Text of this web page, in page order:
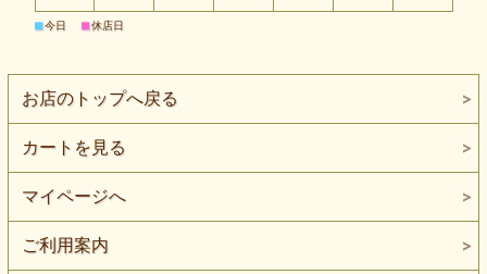
■今日 ■休店日
お店のトップへ戻る
カートを見る
マイページへ
ご利用案内